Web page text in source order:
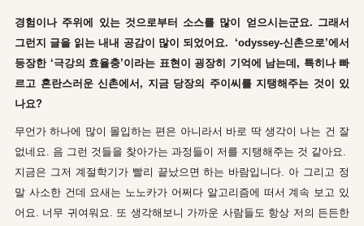
경험이나 주위에 있는 것으로부터 소스를 많이 얻으시는군요. 그래서
그런지 글을 읽는 내내 공감이 많이 되었어요. ‘odyssey-신촌으로’에서
등장한 ‘극강의 효율충’이라는 표현이 굉장히 기억에 남는데, 특히나 빠
르고 혼란스러운 신촌에서, 지금 당장의 주이씨를 지탱해주는 것이 있
나요?
무언가 하나에 많이 몰입하는 편은 아니라서 바로 딱 생각이 나는 건 잘
없네요. 음 그런 것들을 찾아가는 과정들이 저를 지탱해주는 것 같아요.
지금은 그저 계절학기가 빨리 끝났으면 하는 바람입니다. 아 그리고 정
말 사소한 건데 요새는 노노카가 어쩌다 알고리즘에 떠서 계속 보고 있
어요. 너무 귀여워요. 또 생각해보니 가까운 사람들도 항상 저의 든든한